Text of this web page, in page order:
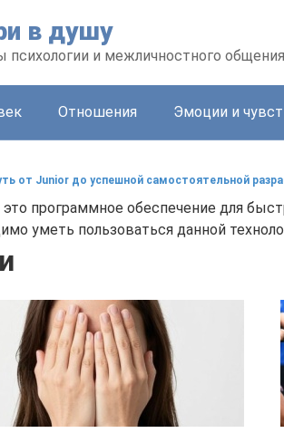
в душу
психологии и межличностного общения
Отношения Эмоции и
от Junior до успешной самостоятельной
это программное обеспечение для
уметь пользоваться данной